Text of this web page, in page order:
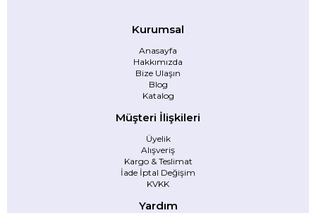
Kurumsal
Anasayfa
Hakkımızda
Bize Ulaşın
Blog
Katalog
Müşteri İlişkileri
Üyelik
Alışveriş
Kargo & Teslimat
İade İptal Değişim
KVKK
Yardım